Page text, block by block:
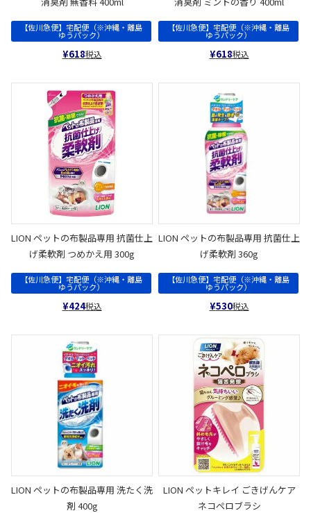
【佐川急便】宅配便（※沖縄・離島
ゆうパック）
¥618税込
【佐川急便】宅配便（※沖縄・離島
ゆうパック）
¥618税込
LION ペットの布製品専用 抗菌仕上
げ柔軟剤 つめかえ用 300g
【佐川急便】宅配便（※沖縄・離島
ゆうパック）
¥424税込
LION ペットの布製品専用 抗菌仕上
げ柔軟剤 360g
【佐川急便】宅配便（※沖縄・離島
ゆうパック）
¥530税込
LION ペットの布製品専用 洗たく洗
剤 400g
LION ペットキレイ ごきげんケア
ネコペロブラシ